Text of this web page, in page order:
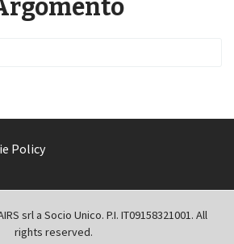
Policy
srl a Socio Unico. P.I. IT09158321001. All
rights reserved.